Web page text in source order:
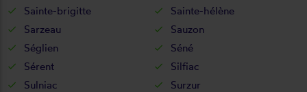
Sainte-brigitte
Sainte-hélène
Sarzeau
Sauzon
Séglien
Séné
Sérent
Silfiac
Sulniac
Surzur